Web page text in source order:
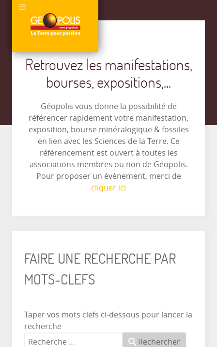
Retrouvez les manifestations,
bourses, expositions,...
Géopolis vous donne la possibilité de
référencer rapidement votre manifestation,
exposition, bourse minéralogique & fossiles
en lien avec les Sciences de la Terre. Ce
référencement est ouvert à toutes les
associations membres ou non de Géopolis.
Pour proposer un évènement, merci de
cliquer ici
FAIRE UNE RECHERCHE PAR
MOTS-CLEFS
Taper vos mots clefs ci-dessous pour lancer la
recherche
Rechercher